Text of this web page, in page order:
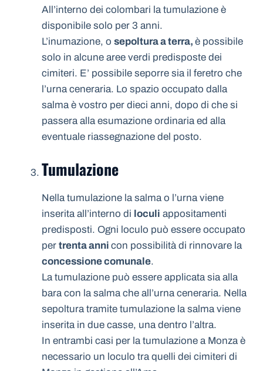
All’interno dei colombari la tumulazione è
disponibile solo per 3 anni.
L’inumazione, o sepoltura a terra, è possibile
solo in alcune aree verdi predisposte dei
cimiteri. E’ possibile seporre sia il feretro che
l’urna ceneraria. Lo spazio occupato dalla
salma è vostro per dieci anni, dopo di che si
passera alla esumazione ordinaria ed alla
eventuale riassegnazione del posto.
Tumulazione
Nella tumulazione la salma o l’urna viene
inserita all’interno di loculi appositamenti
predisposti. Ogni loculo può essere occupato
per trenta anni con possibilità di rinnovare la
concessione comunale.
La tumulazione può essere applicata sia alla
bara con la salma che all’urna ceneraria. Nella
sepoltura tramite tumulazione la salma viene
inserita in due casse, una dentro l’altra.
In entrambi casi per la tumulazione a Monza è
necessario un loculo tra quelli dei cimiteri di